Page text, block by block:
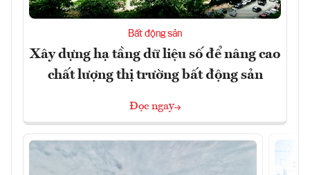
Bất động sản
Xây dựng hạ tầng dữ liệu số để nâng cao
chất lượng thị trường bất động sản
Đọc ngay